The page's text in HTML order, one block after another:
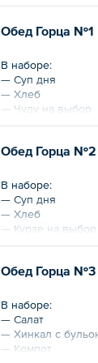
и компот.
Общий вес – 320 г
Обед Горца №1
В наборе:
— Суп дня
— Хлеб
— Чуду на выбор
— Компот
Дополнительно
Общий вес – 0.9 кг
Обед Горца №2
В наборе:
— Суп дня
— Хлеб
— Курзе на выбор
— Компот
Дополнительно
Общий вес – 955 г
Обед Горца №3
В наборе:
— Салат
— Хинкал с
— Компот